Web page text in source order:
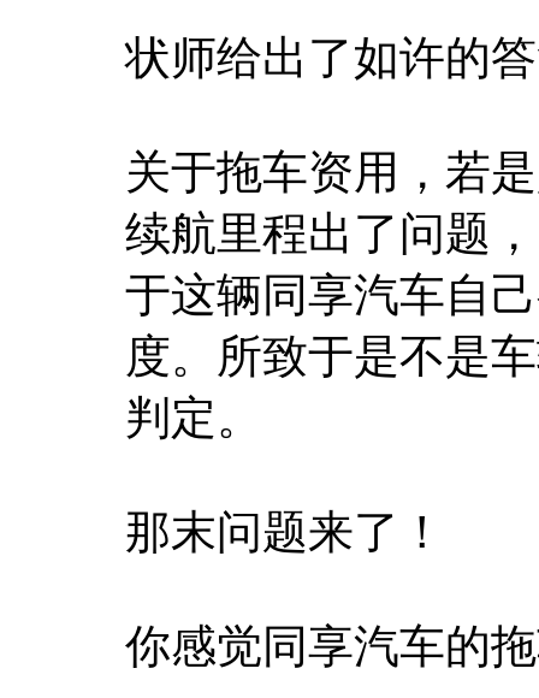
状师给出了如许的
关于拖车资用，若
续航里程出了问题
于这辆同享汽车自
度。所致于是不是
判定。
那末问题来了！
你感觉同享汽车的